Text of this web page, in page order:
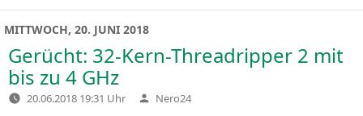
MITTWOCH, 20. JUNI 2018
Gerücht: 32-Kern-Threadripper 2 mit
bis zu 4 GHz
20.06.2018 19:31 Uhr Verfasst
von
Nero24